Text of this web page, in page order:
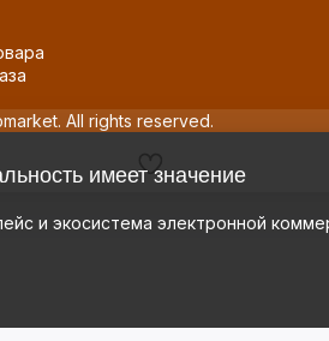
All rights reserved.
имеет значение
и экосистема электронной